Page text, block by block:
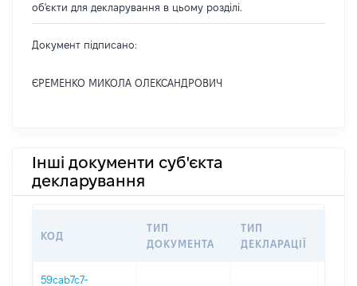
об'єкти для декларування в цьому розділі.
Документ підписано:
ЄРЕМЕНКО МИКОЛА ОЛЕКСАНДРОВИЧ
Інші документи суб'єкта
декларування
КОД
ТИП
ДОКУМЕНТА
ТИП
ДЕКЛАРАЦІЇ
59cab7c7-